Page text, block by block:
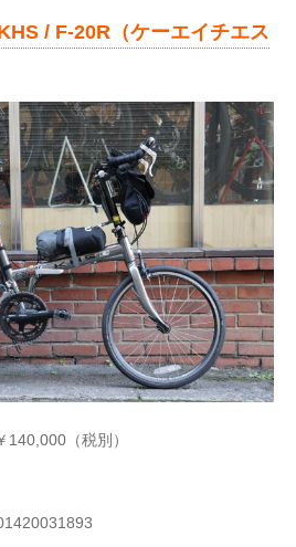
/ F-20R（ケーエイチエス
（税別）